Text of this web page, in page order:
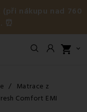
(při nákupu nad 760
⏰
shopping_cart 
Matrace z
Comfort EMI